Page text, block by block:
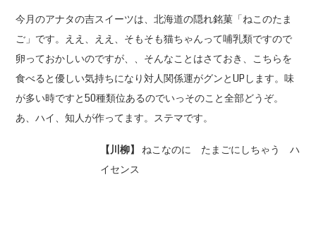
今月のアナタの吉スイーツは、北海道の隠れ銘菓「ねこのたま
ご」です。ええ、ええ、そもそも猫ちゃんって哺乳類ですので
卵っておかしいのですが、、そんなことはさておき、こちらを
食べると優しい気持ちになり対人関係運がグンとUPします。味
が多い時ですと50種類位あるのでいっそのこと全部どうぞ。
あ、ハイ、知人が作ってます。ステマです。
【川柳】
ねこなのに たまごにしちゃう ハ
イセンス